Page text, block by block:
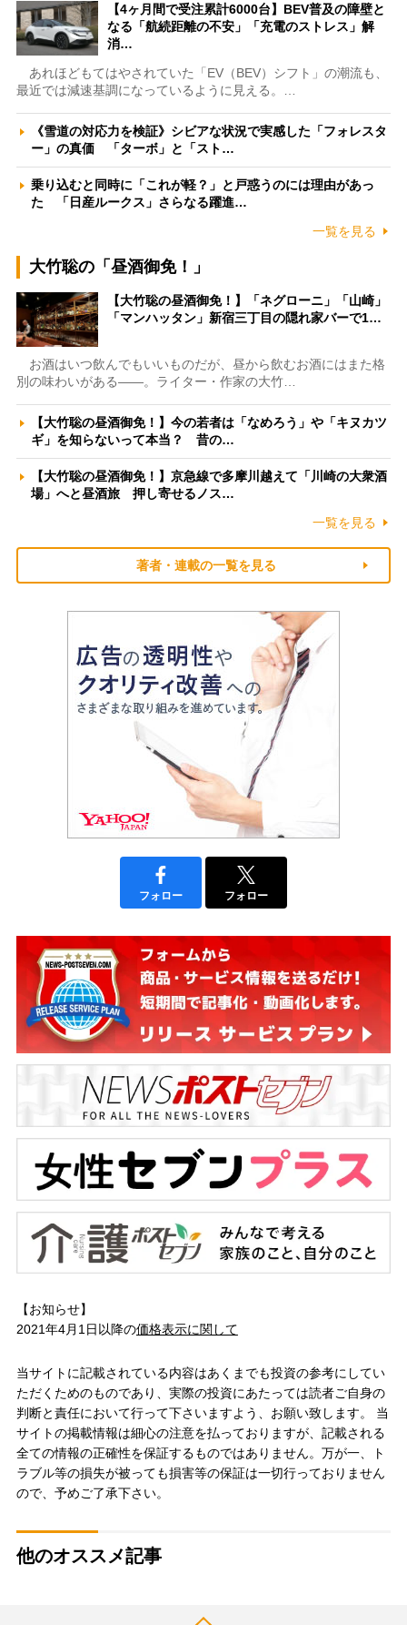
【4ヶ月間で受注累計6000台】BEV普及の障壁と
なる「航続距離の不安」「充電のストレス」解
消…
あれほどもてはやされていた「EV（BEV）シフト」の潮流も、
最近では減速基調になっているように見える。…
《雪道の対応力を検証》シビアな状況で実感した「フォレスタ
ー」の真価 「ターボ」と「スト…
乗り込むと同時に「これが軽？」と戸惑うのには理由があっ
た 「日産ルークス」さらなる躍進…
一覧を見る
大竹聡の「昼酒御免！」
【大竹聡の昼酒御免！】「ネグローニ」「山崎」
「マンハッタン」新宿三丁目の隠れ家バーで1…
お酒はいつ飲んでもいいものだが、昼から飲むお酒にはまた格
別の味わいがある――。ライター・作家の大竹…
【大竹聡の昼酒御免！】今の若者は「なめろう」や「キヌカツ
ギ」を知らないって本当？ 昔の…
【大竹聡の昼酒御免！】京急線で多摩川越えて「川崎の大衆酒
場」へと昼酒旅 押し寄せるノス…
一覧を見る
著者・連載の一覧を見る
フォロー フォロー
【お知らせ】
2021年4月1日以降の価格表示に関して
当サイトに記載されている内容はあくまでも投資の参考にしてい
ただくためのものであり、実際の投資にあたっては読者ご自身の
判断と責任において行って下さいますよう、お願い致します。 当
サイトの掲載情報は細心の注意を払っておりますが、記載される
全ての情報の正確性を保証するものではありません。万が一、ト
ラブル等の損失が被っても損害等の保証は一切行っておりません
ので、予めご了承下さい。
他のオススメ記事